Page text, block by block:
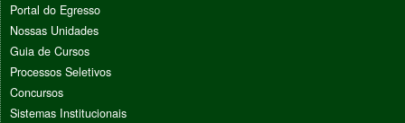
Portal do Egresso
Nossas Unidades
Guia de Cursos
Processos Seletivos
Concursos
Sistemas Institucionais